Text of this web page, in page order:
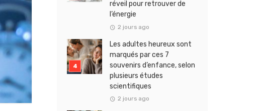
réveil pour retrouver de
l’énergie
2 jours ago
Les adultes heureux sont
marqués par ces 7
souvenirs d’enfance, selon
plusieurs études
scientifiques
2 jours ago